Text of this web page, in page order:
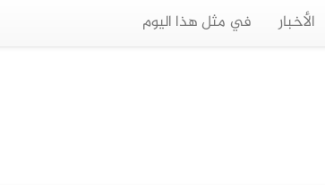
الأخبار في مثل هذا اليوم